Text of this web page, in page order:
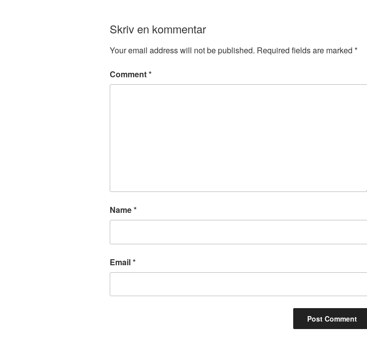
Skriv en kommentar
Your email address will not be published. Required fields are marked *
Comment*
Name*
Email*